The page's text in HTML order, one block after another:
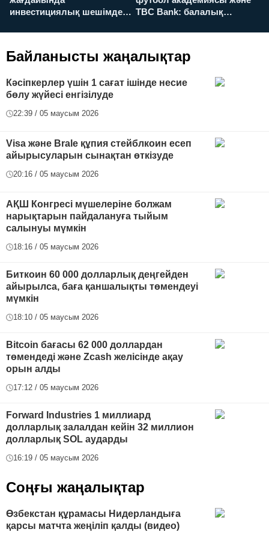
инвестициялық шешімдер
TBC Bank: балалық
Байланысты жаңалықтар
Кәсіпкерлер үшін 1 сағат ішінде несие
бөлу жүйесі енгізілуде
22:39 / 05 маусым 2026
Visa және Brale құпия стейблкоин есеп
айырысуларын сынақтан өткізуде
20:16 / 05 маусым 2026
АҚШ Конгресі мүшелеріне болжам
нарықтарын пайдалануға тыйым
салынуы мүмкін
18:16 / 05 маусым 2026
Биткоин 60 000 долларлық деңгейден
айырылса, баға қаншалықты төмендеуі
мүмкін
18:10 / 05 маусым 2026
Bitcoin бағасы 62 000 доллардан
төмендеді және Zcash желісінде ақау
орын алды
17:12 / 05 маусым 2026
Forward Industries 1 миллиард
долларлық залалдан кейін 32 миллион
долларлық SOL аударды
16:19 / 05 маусым 2026
Соңғы жаңалықтар
Өзбекстан құрамасы Нидерландыға
қарсы матчта жеңіліп қалды (видео)